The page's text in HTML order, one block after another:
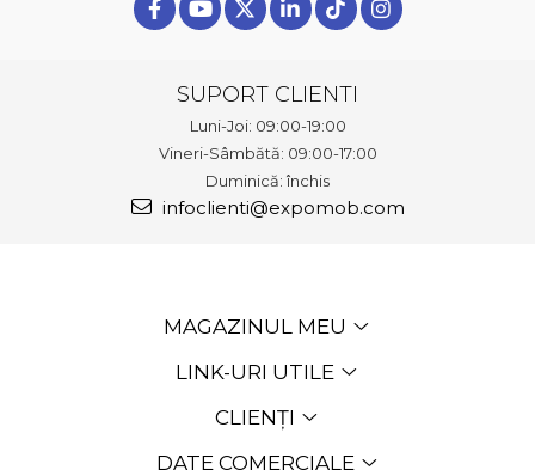
SUPORT CLIENTI
Luni-Joi: 09:00-19:00
Vineri-Sâmbătă: 09:00-17:00
Duminică: închis
infoclienti@expomob.com
MAGAZINUL MEU
LINK-URI UTILE
CLIENȚI
DATE COMERCIALE